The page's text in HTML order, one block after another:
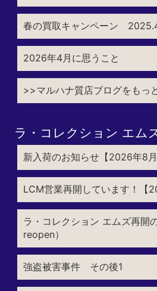
春の買取キャンペーン
2026年4月に思うこと
>>マルハナ質店ブログをもっ
ラ・コレクション エム
新入荷のお知らせ【2026年8月
LCM営業再開しています！【
ラ・コレクション エムズ再開
reopen）
強盗被害事件 その後1